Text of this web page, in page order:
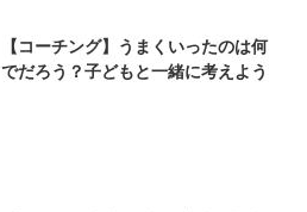
【コーチング】うまくいったのは何
でだろう？子どもと一緒に考えよう